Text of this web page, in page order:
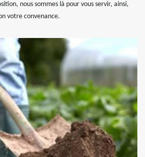
nous sommes là pour vous servir, ainsi,
votre convenance.